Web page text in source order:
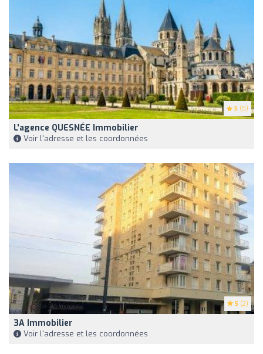
5 (5)
L'agence QUESNÉE Immobilier
Voir l'adresse et les coordonnées
5 (2)
3A Immobilier
Voir l'adresse et les coordonnées